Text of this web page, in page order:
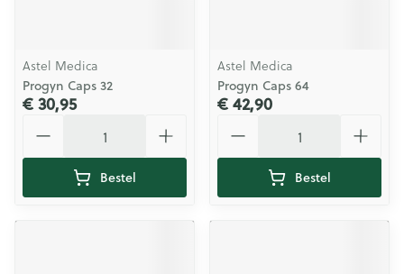
Astel Medica
Progyn Caps 32
€ 30,95
Bestel
Astel Medica
Progyn Caps 64
€ 42,90
Bestel